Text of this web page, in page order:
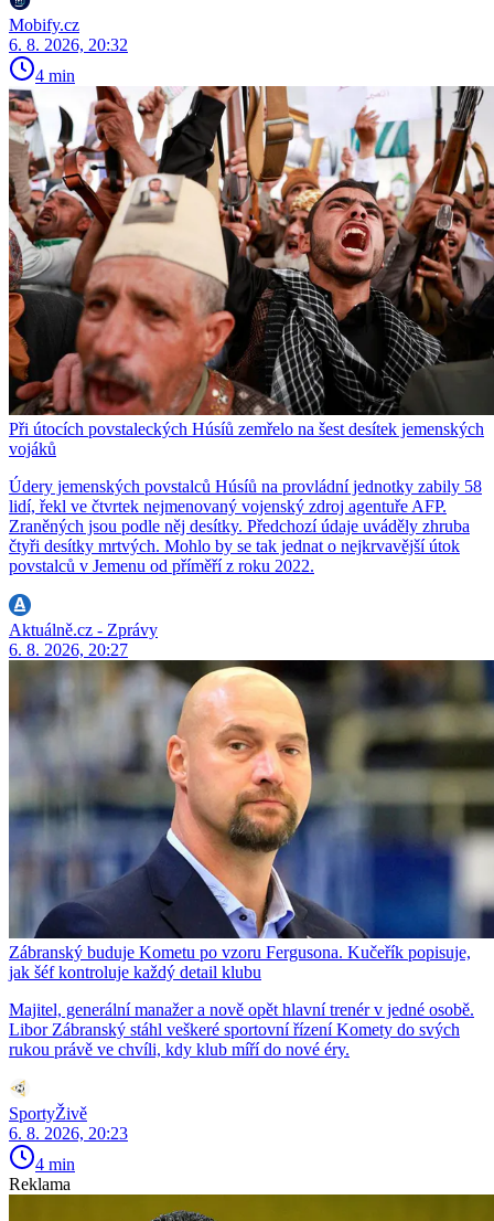
Mobify.cz
6. 8. 2026, 20:32
4 min
Při útocích povstaleckých Húsíů zemřelo na šest desítek jemenských
vojáků
Údery jemenských povstalců Húsíů na provládní jednotky zabily 58
lidí, řekl ve čtvrtek nejmenovaný vojenský zdroj agentuře AFP.
Zraněných jsou podle něj desítky. Předchozí údaje uváděly zhruba
čtyři desítky mrtvých. Mohlo by se tak jednat o nejkrvavější útok
povstalců v Jemenu od příměří z roku 2022.
Aktuálně.cz - Zprávy
6. 8. 2026, 20:27
Zábranský buduje Kometu po vzoru Fergusona. Kučeřík popisuje,
jak šéf kontroluje každý detail klubu
Majitel, generální manažer a nově opět hlavní trenér v jedné osobě.
Libor Zábranský stáhl veškeré sportovní řízení Komety do svých
rukou právě ve chvíli, kdy klub míří do nové éry.
SportyŽivě
6. 8. 2026, 20:23
4 min
Reklama